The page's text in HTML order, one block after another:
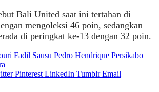
Bali United saat ini tertahan di
mengoleksi 46 poin, sedangkan
di peringkat ke-13 dengan 32 poin.
Fadil Sausu Pedro Hendrique Persikabo
Pinterest LinkedIn Tumblr Email